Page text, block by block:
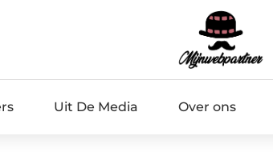
Uit De Media Over ons